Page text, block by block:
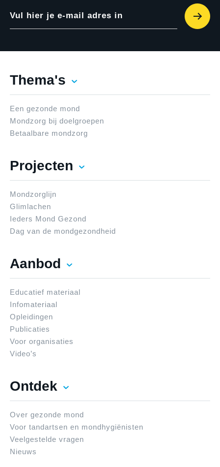
Vul hier je e-mail adres in
Thema's
Een gezonde mond
Mondzorg bij doelgroepen
Betaalbare mondzorg
Projecten
Mondzorglijn
Glimlachen
Ieders Mond Gezond
Dag van de mondgezondheid
Aanbod
Educatief materiaal
Infomateriaal
Opleidingen
Publicaties
Voor organisaties
Video’s
Ontdek
Over gezonde mond
Voor tandartsen en mondhygiënisten
Veelgestelde vragen
Nieuws